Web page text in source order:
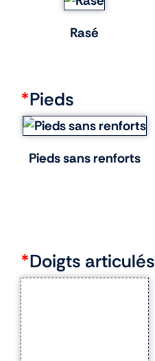
Rasé
*Pieds
Pieds sans renforts
*Doigts articulés